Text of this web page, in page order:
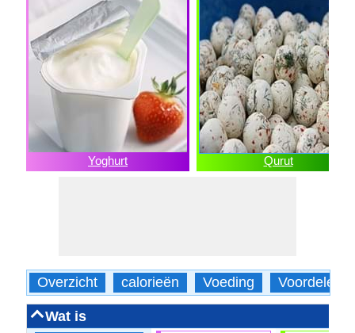
Yoghurt Qurut
Overzicht calorieën Voeding Voordelen
Wat is